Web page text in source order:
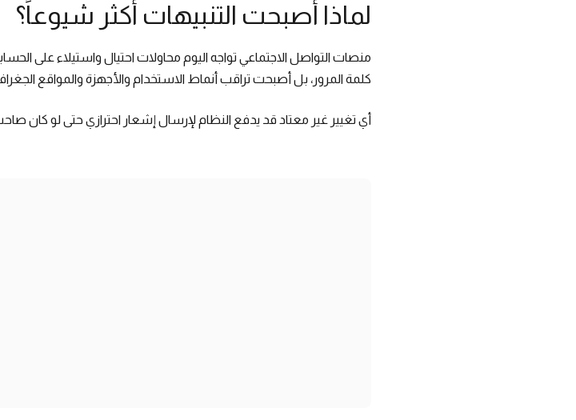
لماذا أصبحت التنبيهات أكثر شيوعاً؟
منصات التواصل الاجتماعي تواجه اليوم محاولات احتيال واستيلاء على
كلمة المرور، بل أصبحت تراقب أنماط الاستخدام والأجهزة والمواقع
أي تغيير غير معتاد قد يدفع النظام لإرسال إشعار احترازي حتى لو